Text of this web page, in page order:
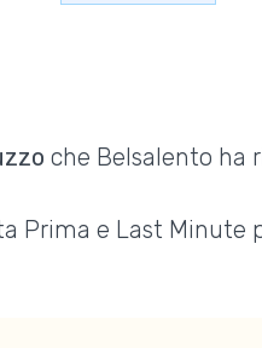
che Belsalento ha
Prima e Last Minute